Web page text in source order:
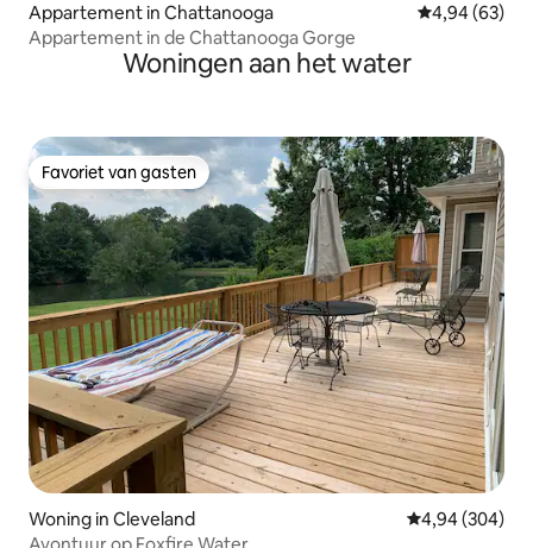
Appartement in Chattanooga Gemiddelde
4,94 (63)
Appartement in de Chattanooga Gorge
Woningen aan het water
Favoriet van gasten
Favoriet van gasten
Woning in Cleveland Gemiddelde
4,94 (304)